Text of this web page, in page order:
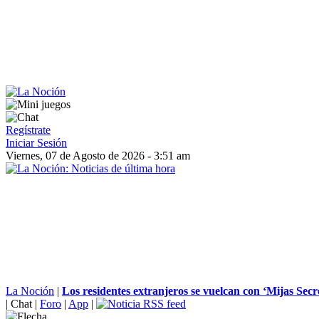
Regístrate
Iniciar Sesión
Viernes, 07 de Agosto de 2026 - 3:51 am
La Noción | Los residentes extranjeros se vuelcan con ‘Mijas
| Chat | Foro | App |